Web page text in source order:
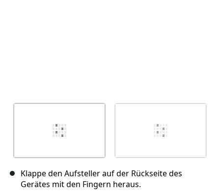
Klappe den Aufsteller auf der Rückseite des
Gerätes mit den Fingern heraus.